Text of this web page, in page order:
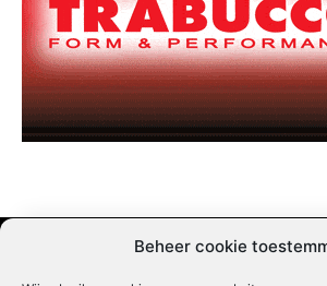
Beheer cookie